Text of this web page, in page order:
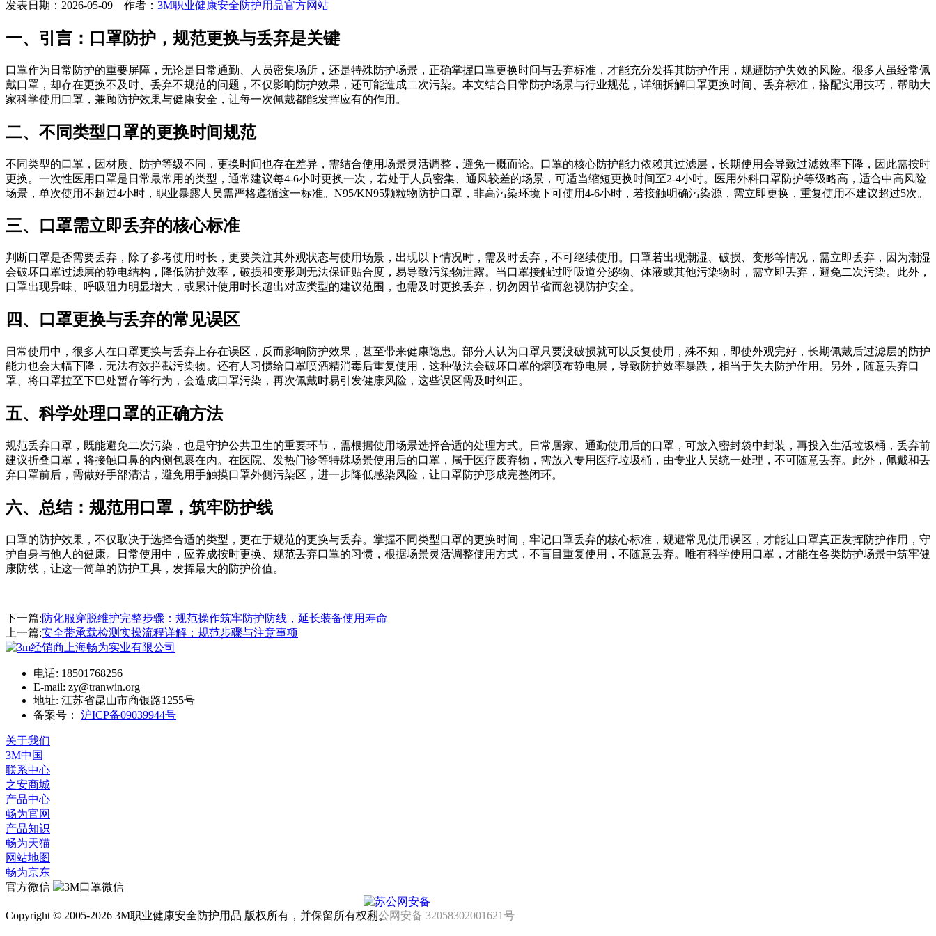
发表日期：2026-05-09 作者： 3M职业健康安全防护用品官方网站
一、引言：口罩防护，规范更换与丢弃是关键
口罩作为日常防护的重要屏障，无论是日常通勤、人员密集场所，还是特殊防护场景，正确掌握口罩更换时间与丢弃标准，才能充分发挥其防护作用，规避防护失效的风险。很多人虽经常佩
戴口罩，却存在更换不及时、丢弃不规范的问题，不仅影响防护效果，还可能造成二次污染。本文结合日常防护场景与行业规范，详细拆解口罩更换时间、丢弃标准，搭配实用技巧，帮助大
家科学使用口罩，兼顾防护效果与健康安全，让每一次佩戴都能发挥应有的作用。
二、不同类型口罩的更换时间规范
不同类型的口罩，因材质、防护等级不同，更换时间也存在差异，需结合使用场景灵活调整，避免一概而论。口罩的核心防护能力依赖其过滤层，长期使用会导致过滤效率下降，因此需按时
更换。一次性医用口罩是日常最常用的类型，通常建议每4-6小时更换一次，若处于人员密集、通风较差的场景，可适当缩短更换时间至2-4小时。医用外科口罩防护等级略高，适合中高风险
场景，单次使用不超过4小时，职业暴露人员需严格遵循这一标准。N95/KN95颗粒物防护口罩，非高污染环境下可使用4-6小时，若接触明确污染源，需立即更换，重复使用不建议超过5次。
三、口罩需立即丢弃的核心标准
判断口罩是否需要丢弃，除了参考使用时长，更要关注其外观状态与使用场景，出现以下情况时，需及时丢弃，不可继续使用。口罩若出现潮湿、破损、变形等情况，需立即丢弃，因为潮湿
会破坏口罩过滤层的静电结构，降低防护效率，破损和变形则无法保证贴合度，易导致污染物泄露。当口罩接触过呼吸道分泌物、体液或其他污染物时，需立即丢弃，避免二次污染。此外，
口罩出现异味、呼吸阻力明显增大，或累计使用时长超出对应类型的建议范围，也需及时更换丢弃，切勿因节省而忽视防护安全。
四、口罩更换与丢弃的常见误区
日常使用中，很多人在口罩更换与丢弃上存在误区，反而影响防护效果，甚至带来健康隐患。部分人认为口罩只要没破损就可以反复使用，殊不知，即使外观完好，长期佩戴后过滤层的防护
能力也会大幅下降，无法有效拦截污染物。还有人习惯给口罩喷酒精消毒后重复使用，这种做法会破坏口罩的熔喷布静电层，导致防护效率暴跌，相当于失去防护作用。另外，随意丢弃口
罩、将口罩拉至下巴处暂存等行为，会造成口罩污染，再次佩戴时易引发健康风险，这些误区需及时纠正。
五、科学处理口罩的正确方法
规范丢弃口罩，既能避免二次污染，也是守护公共卫生的重要环节，需根据使用场景选择合适的处理方式。日常居家、通勤使用后的口罩，可放入密封袋中封装，再投入生活垃圾桶，丢弃前
建议折叠口罩，将接触口鼻的内侧包裹在内。在医院、发热门诊等特殊场景使用后的口罩，属于医疗废弃物，需放入专用医疗垃圾桶，由专业人员统一处理，不可随意丢弃。此外，佩戴和丢
弃口罩前后，需做好手部清洁，避免用手触摸口罩外侧污染区，进一步降低感染风险，让口罩防护形成完整闭环。
六、总结：规范用口罩，筑牢防护线
口罩的防护效果，不仅取决于选择合适的类型，更在于规范的更换与丢弃。掌握不同类型口罩的更换时间，牢记口罩丢弃的核心标准，规避常见使用误区，才能让口罩真正发挥防护作用，守
护自身与他人的健康。日常使用中，应养成按时更换、规范丢弃口罩的习惯，根据场景灵活调整使用方式，不盲目重复使用，不随意丢弃。唯有科学使用口罩，才能在各类防护场景中筑牢健
康防线，让这一简单的防护工具，发挥最大的防护价值。
下一篇:防化服穿脱维护完整步骤：规范操作筑牢防护防线，延长装备使用寿命
上一篇:安全带承载检测实操流程详解：规范步骤与注意事项
电话: 18501768256
E-mail: zy@tranwin.org
地址: 江苏省昆山市商银路1255号
备案号： 沪ICP备09039944号
关于我们
3M中国
联系中心
之安商城
产品中心
畅为官网
产品知识
畅为天猫
网站地图
畅为京东
官方微信
苏公网安备 32058302001621号
Copyright © 2005-2026 3M职业健康安全防护用品 版权所有，并保留所有权利。